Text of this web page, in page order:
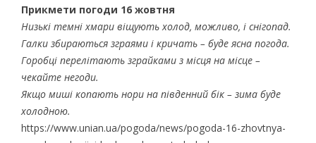
Прикмети погоди 16 жовтня
Низькі темні хмари віщують холод, можливо, і снігопад.
Галки збираються зграями і кричать – буде ясна погода.
Горобці перелітають зграйками з місця на місце –
чекайте негоди.
Якщо миші копають нори на південний бік – зима буде
холодною.
https://www.unian.ua/pogoda/news/pogoda-16-zhovtnya-